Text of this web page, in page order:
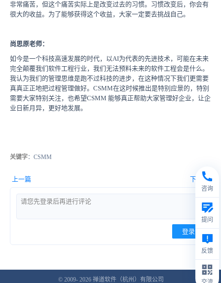
非常痛苦，但这个痛苦实际上是改变过去的习惯。习惯改变后，你会有
很大的收益。为了能够获得这个收益，大家一定要去挑战自己。
尚思原老师：
如今是一个科技高速发展的时代，以AI为代表的先进技术，可能在未来
完全颠覆我们软件工程行业，我们无法预料未来的软件工程会是什么。
我认为我们的管理思维是跑不过科技的进步，在这种情况下我们更需要
真真正正地把过程管理做好。CSMM在这时候推出是特别应景的，特别
需要大家特别关注，也希望CSMM 能够真正帮助大家管理好企业，让企
业日新月异，更好地发展。
关键字：CSMM
上一篇 下一篇
登录
© 2009- 2026 禅道软件（杭州）有限公司
咨询
提问
反馈